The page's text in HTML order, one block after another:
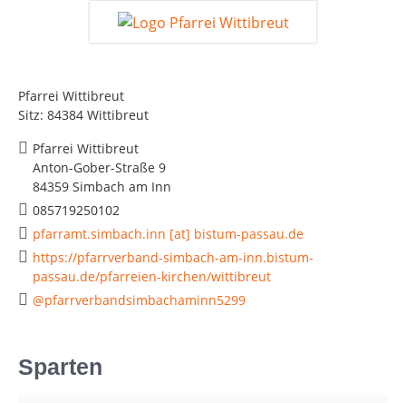
Pfarrei Wittibreut
Sitz: 84384 Wittibreut
Pfarrei Wittibreut
Anton-Gober-Straße 9
84359 Simbach am Inn
085719250102
pfarramt.simbach.inn [at] bistum-passau.de
https://pfarrverband-simbach-am-inn.bistum-
passau.de/pfarreien-kirchen/wittibreut
@pfarrverbandsimbachaminn5299
Sparten